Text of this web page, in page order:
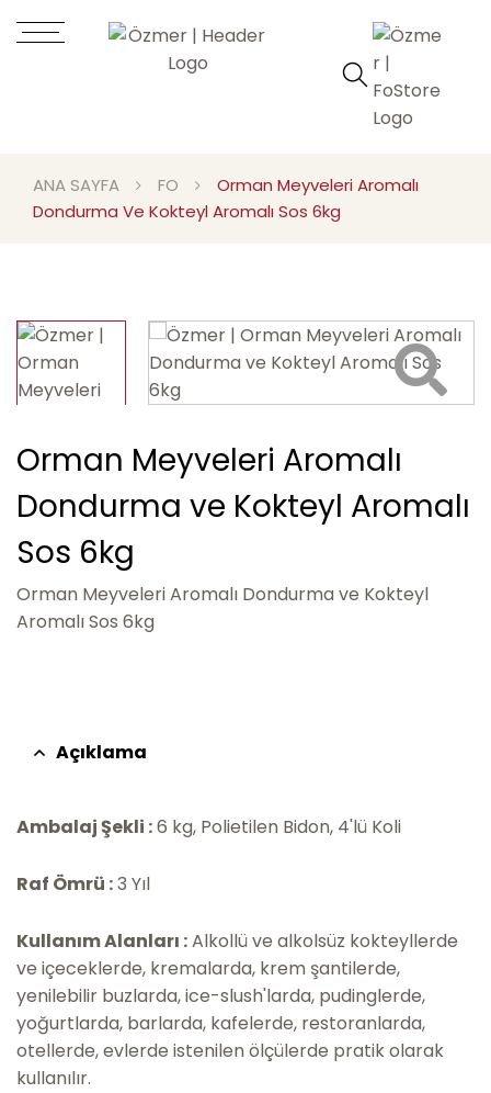
ANA SAYFA FO
Orman Meyveleri Aromalı
Dondurma Ve Kokteyl Aromalı Sos 6kg
Orman Meyveleri Aromalı
Dondurma ve Kokteyl Aromalı
Sos 6kg
Orman Meyveleri Aromalı Dondurma ve Kokteyl
Aromalı Sos 6kg
Açıklama
Ambalaj Şekli :6 kg, Polietilen Bidon, 4'lü Koli
Raf Ömrü :3 Yıl
Kullanım Alanları :Alkollü ve alkolsüz kokteyllerde
ve içeceklerde, kremalarda, krem şantilerde,
yenilebilir buzlarda, ice-slush'larda, pudinglerde,
yoğurtlarda, barlarda, kafelerde, restoranlarda,
otellerde, evlerde istenilen ölçülerde pratik olarak
kullanılır.